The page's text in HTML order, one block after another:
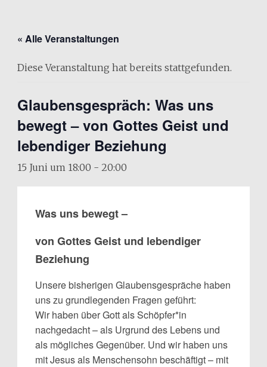
« Alle Veranstaltungen
Diese Veranstaltung hat bereits stattgefunden.
Glaubensgespräch: Was uns
bewegt – von Gottes Geist und
lebendiger Beziehung
15 Juni um 18:00 - 20:00
Was uns bewegt –
von Gottes Geist und lebendiger
Beziehung
Unsere bisherigen Glaubensgespräche haben
uns zu grundlegenden Fragen geführt:
Wir haben über Gott als Schöpfer*in
nachgedacht – als Urgrund des Lebens und
als mögliches Gegenüber. Und wir haben uns
mit Jesus als Menschensohn beschäftigt – mit